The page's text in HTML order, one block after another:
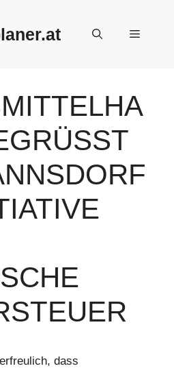
Menü
H
G
S
dass